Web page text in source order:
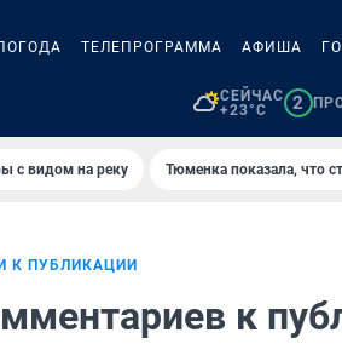
ТЕЛЕПРОГРАММА АФИША
СЕЙЧАС
+23°C
2
с видом на реку Тюменка показала, что
К ПУБЛИКАЦИИ
к